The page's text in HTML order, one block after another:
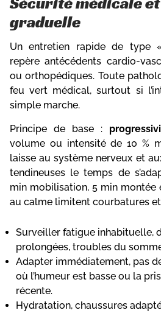
graduelle
Un entretien rapide de type
repère antécédents cardio-
ou orthopédiques. Toute
feu vert médical, surtout si
simple marche.
Principe de base :
volume ou intensité de 10 %
laisse au système nerveux et
tendineuses le temps de
min mobilisation, 5 min montée
au calme limitent courbatures
Surveiller fatigue inhabituelle,
prolongées, troubles du
Adapter immédiatement, pas
où l’humeur est basse ou la
récente.
Hydratation, chaussures